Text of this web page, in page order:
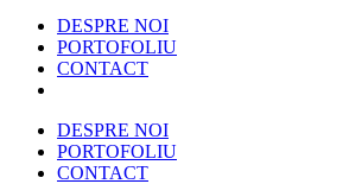
DESPRE NOI
PORTOFOLIU
CONTACT
DESPRE NOI
PORTOFOLIU
CONTACT